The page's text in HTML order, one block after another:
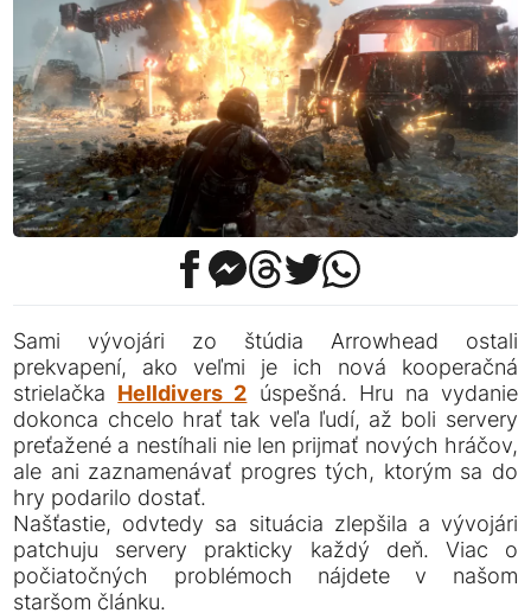
Sami vývojári zo štúdia Arrowhead ostali
prekvapení, ako veľmi je ich nová kooperačná
strielačka Helldivers 2 úspešná. Hru na vydanie
dokonca chcelo hrať tak veľa ľudí, až boli servery
preťažené a nestíhali nie len prijmať nových hráčov,
ale ani zaznamenávať progres tých, ktorým sa do
hry podarilo dostať.
Našťastie, odvtedy sa situácia zlepšila a vývojári
patchuju servery prakticky každý deň. Viac o
počiatočných problémoch nájdete v našom
staršom článku.